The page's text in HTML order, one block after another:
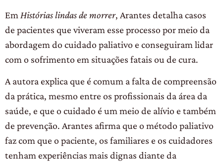
Em Histórias lindas de morrer, Arantes detalha casos
de pacientes que viveram esse processo por meio da
abordagem do cuidado paliativo e conseguiram lidar
com o sofrimento em situações fatais ou de cura.
A autora explica que é comum a falta de compreensão
da prática, mesmo entre os profissionais da área da
saúde, e que o cuidado é um meio de alívio e também
de prevenção. Arantes afirma que o método paliativo
faz com que o paciente, os familiares e os cuidadores
tenham experiências mais dignas diante da